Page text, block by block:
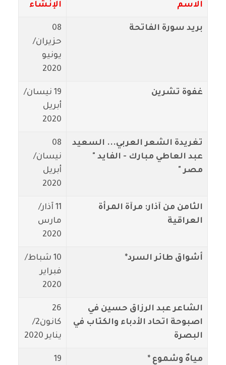
الاسم
الإنشاء
بريد سورة الفاتحة
08
حزيران/
يونيو
2020
غفوة تشرين
19 نيسان/
أبريل
2020
تغريدة الشعر العربي... السعيد
عبد العاطي مبارك - الفايد "
مصر "
08
نيسان/
أبريل
2020
الثامن من آذار: مرآة المرأة
العراقية
11 آذار/
مارس
2020
أشواق طائر السرد*
10 شباط/
فبراير
2020
الشاعر عبد الرزاق حسين في
اصبوحة اتحاد الأدباء والكتاب في
البصرة
26
كانون2/
يناير 2020
مياهٌ وشموع *
19